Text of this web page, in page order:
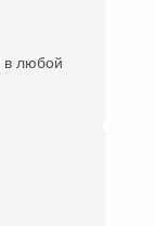
в любой